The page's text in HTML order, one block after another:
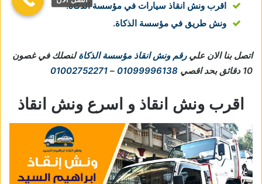
اقرب ونش انقاذ سيارات في مؤسسة الذكاة.
ونش طريق في مؤسسة الذكاة.
اتصل بنا الان عليرقم ونش انقاذ مؤسسة الذكاةلنصلك في غصون
10 دقائق بحد اقصي
01099996138
–
01002752271
اقرب ونش انقاذ و اسرع ونش انقاذ